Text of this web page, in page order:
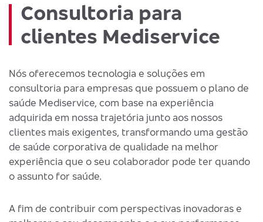
Consultoria para
clientes Mediservice
Nós oferecemos tecnologia e soluções em
consultoria para empresas que possuem o plano de
saúde Mediservice, com base na experiência
adquirida em nossa trajetória junto aos nossos
clientes mais exigentes, transformando uma gestão
de saúde corporativa de qualidade na melhor
experiência que o seu colaborador pode ter quando
o assunto for saúde.
A fim de contribuir com perspectivas inovadoras e